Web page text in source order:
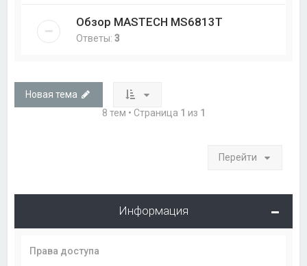
Обзор MASTECH MS6813T
Ответы:3
Новая тема
8 тем • Страница 1 из 1
Перейти
Информация
Права доступа